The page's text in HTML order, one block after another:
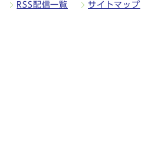
RSS配信一覧 サイトマップ